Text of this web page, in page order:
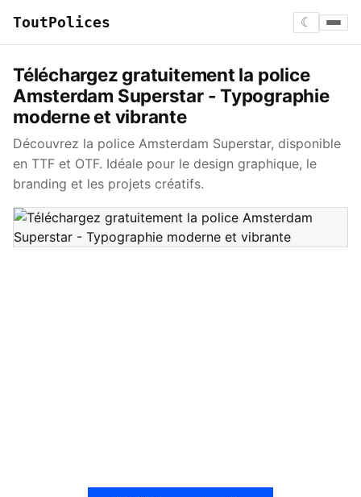
ToutPolices ☾
Téléchargez gratuitement la police
Amsterdam Superstar - Typographie
moderne et vibrante
Découvrez la police Amsterdam Superstar, disponible
en TTF et OTF. Idéale pour le design graphique, le
branding et les projets créatifs.